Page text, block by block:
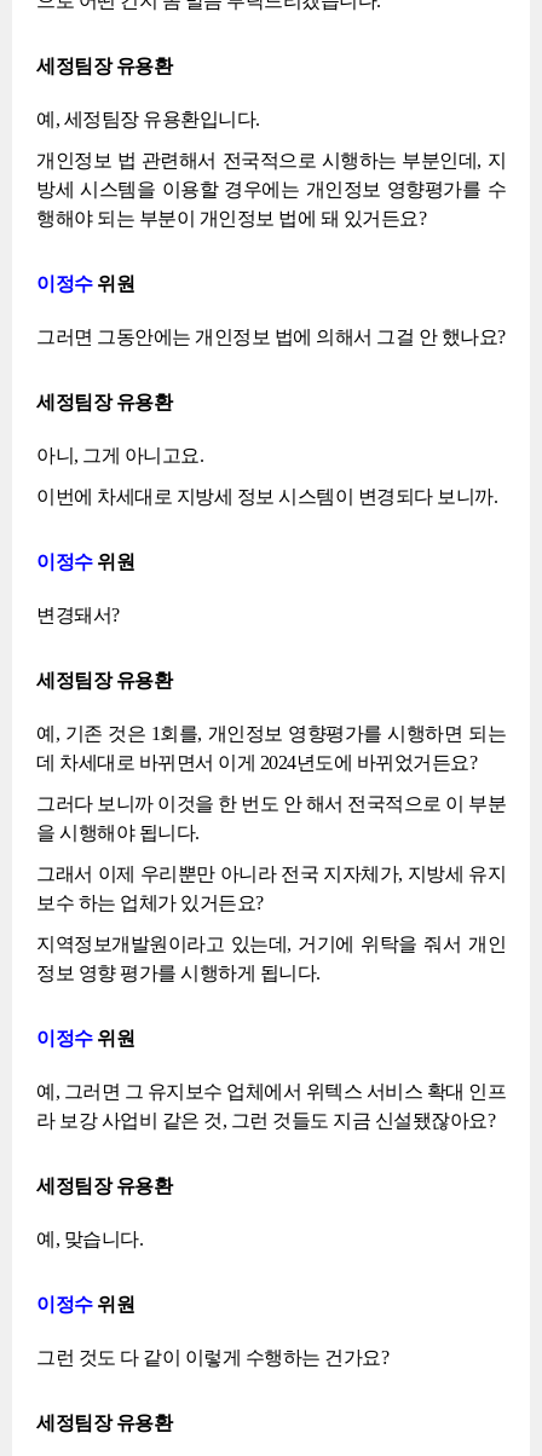
세정팀장 유용환
예, 세정팀장 유용환입니다.
개인정보 법 관련해서 전국적으로 시행하는 부분인데, 지
방세 시스템을 이용할 경우에는 개인정보 영향평가를 수
행해야 되는 부분이 개인정보 법에 돼 있거든요?
이정수위원
그러면 그동안에는 개인정보 법에 의해서 그걸 안 했나요?
세정팀장 유용환
아니, 그게 아니고요.
이번에 차세대로 지방세 정보 시스템이 변경되다 보니까.
이정수위원
변경돼서?
세정팀장 유용환
예, 기존 것은 1회를, 개인정보 영향평가를 시행하면 되는
데 차세대로 바뀌면서 이게 2024년도에 바뀌었거든요?
그러다 보니까 이것을 한 번도 안 해서 전국적으로 이 부분
을 시행해야 됩니다.
그래서 이제 우리뿐만 아니라 전국 지자체가, 지방세 유지
보수 하는 업체가 있거든요?
지역정보개발원이라고 있는데, 거기에 위탁을 줘서 개인
정보 영향 평가를 시행하게 됩니다.
이정수위원
예, 그러면 그 유지보수 업체에서 위텍스 서비스 확대 인프
라 보강 사업비 같은 것, 그런 것들도 지금 신설됐잖아요?
세정팀장 유용환
예, 맞습니다.
이정수위원
그런 것도 다 같이 이렇게 수행하는 건가요?
세정팀장 유용환